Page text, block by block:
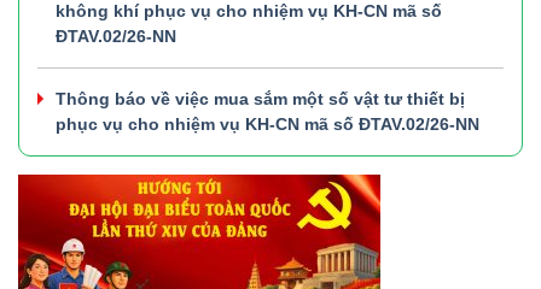
không khí phục vụ cho nhiệm vụ KH-CN mã số
ĐTAV.02/26-NN
Thông báo về việc mua sắm một số vật tư thiết bị
phục vụ cho nhiệm vụ KH-CN mã số ĐTAV.02/26-NN